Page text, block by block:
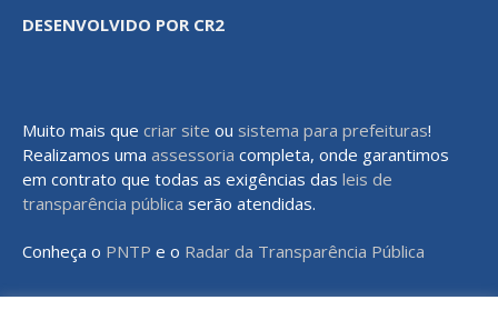
DESENVOLVIDO POR CR2
Muito mais que criar site ou sistema para prefeituras!
Realizamos uma assessoria completa, onde garantimos
em contrato que todas as exigências das leis de
transparência pública serão atendidas.
Conheça o PNTP e o Radar da Transparência Pública